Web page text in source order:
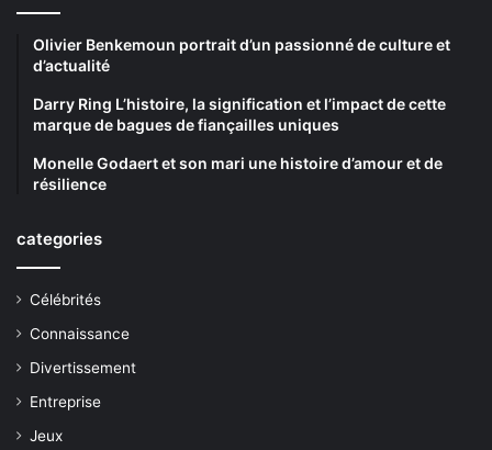
Olivier Benkemoun portrait d’un passionné de culture et
d’actualité
Darry Ring L’histoire, la signification et l’impact de cette
marque de bagues de fiançailles uniques
Monelle Godaert et son mari une histoire d’amour et de
résilience
categories
Célébrités
Connaissance
Divertissement
Entreprise
Jeux